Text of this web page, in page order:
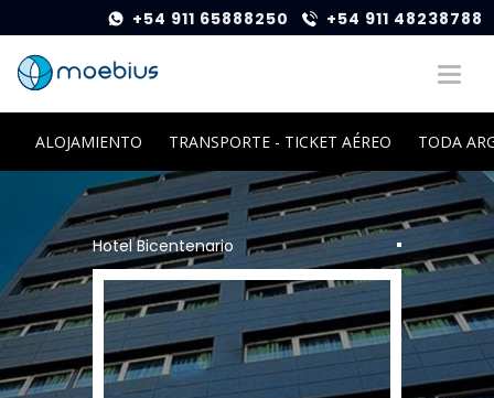
+54 911 65888250 +54 911 48238788
ALOJAMIENTO TRANSPORTE - TICKET AÉREO TODA
Hotel Bicentenario